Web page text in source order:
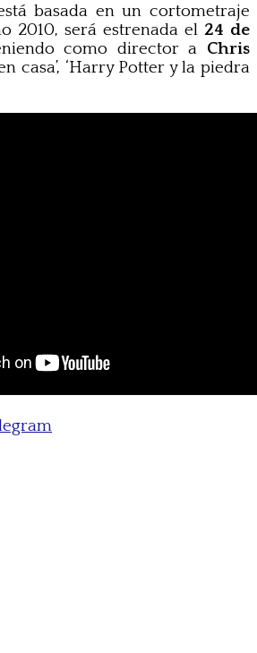
basada en un cortometraje
2010, será estrenada el 24 de
como director a Chris
casa’, ‘Harry Potter y la piedra